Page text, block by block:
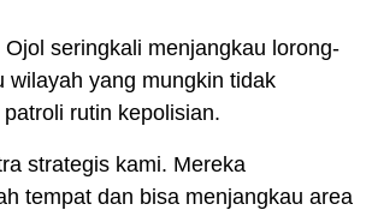
seringkali menjangkau lorong-
wilayah yang mungkin tidak
rutin kepolisian.
strategis kami. Mereka
tempat dan bisa menjangkau area